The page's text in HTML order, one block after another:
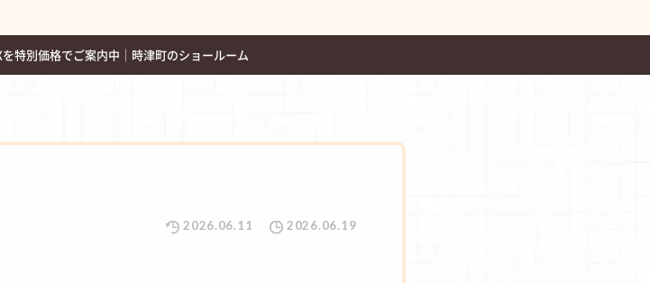
特別価格でご案内中｜時津町のショールーム
2026.06.11 2026.06.19